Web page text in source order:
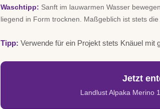
Waschtipp: Sanft im lauwarmen Wasser
liegend in Form trocknen. Maßgeblich ist stets die
Tipp: Verwende für ein Projekt stets Knäuel mit
Jetzt
Landlust Alpaka Merino